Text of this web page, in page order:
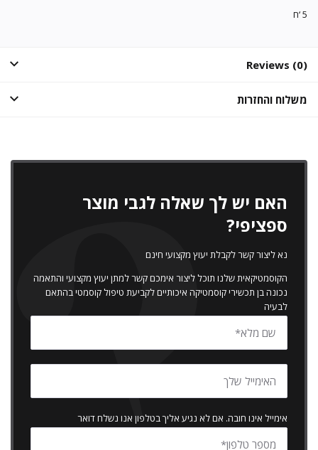
5 ‘ח
Reviews (0)
משלוח והחזרות
האם יש לך שאלה לגבי מוצר
ספציפי?
נא ליצור קשר לקבלת יעוץ מקצועי חינם
הקוסמטיקאית שלנו תוכל ליצור אימכם קשר למתן יעוץ מקצועי והתאמה
נכונה בן תכשירי קוסמטיקה איכותיים לקביעת טיפול קוסמטי בהתאם
לבעיה
אימייל אינו חובה. אם לא נגיע אליך בטלפון אנו נשלח דואר